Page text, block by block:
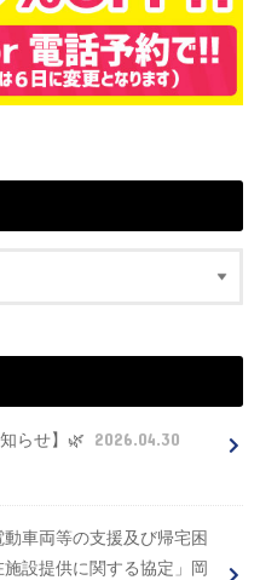
らせ】🌿 2026.04.30
動車両等の支援及び帰宅困
設提供に関する協定」岡